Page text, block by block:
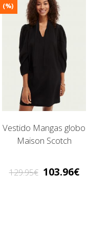
Vestido Mangas globo
Maison Scotch
(%)
129.95 103.96